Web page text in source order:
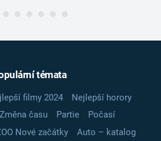
témata
filmy 2024
Nejlepší horory
Změna času Partie
Počasí
Nové začátky
Auto – katalog